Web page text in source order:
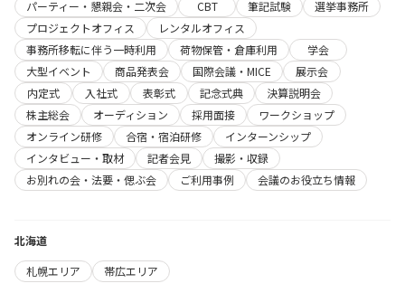
パーティー・懇親会・二次会
CBT 筆記試験
選挙事務所
プロジェクトオフィス
レンタルオフィス
事務所移転に伴う一時利用
荷物保管・倉庫利用
学会
大型イベント
商品発表会 国際会議・MICE
展示会
内定式
入社式 表彰式 記念式典
決算説明会
株主総会
オーディション 採用面接
ワークショップ
オンライン研修
合宿・宿泊研修
インターンシップ
インタビュー・取材
記者会見
撮影・収録
お別れの会・法要・偲ぶ会
ご利用事例 会議のお役立ち情報
北海道
札幌エリア
帯広エリア